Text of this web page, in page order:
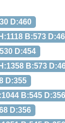
D:460
B:573
D:454
B:573
D:355
B:545 D:356
D:356